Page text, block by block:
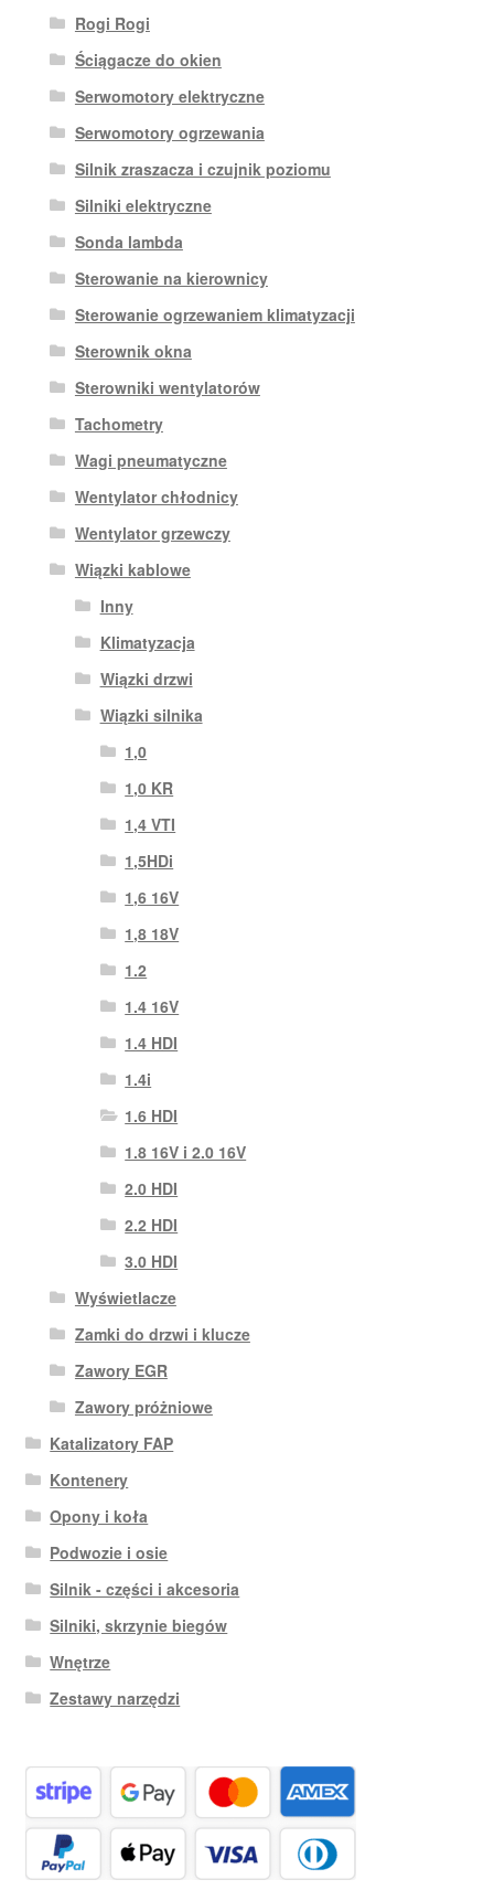
Rogi Rogi
Ściągacze do okien
Serwomotory elektryczne
Serwomotory ogrzewania
Silnik zraszacza i czujnik poziomu
Silniki elektryczne
Sonda lambda
Sterowanie na kierownicy
Sterowanie ogrzewaniem klimatyzacji
Sterownik okna
Sterowniki wentylatorów
Tachometry
Wagi pneumatyczne
Wentylator chłodnicy
Wentylator grzewczy
Wiązki kablowe
Inny
Klimatyzacja
Wiązki drzwi
Wiązki silnika
1,0
1,0 KR
1,4 VTI
1,5HDi
1,6 16V
1,8 18V
1.2
1.4 16V
1.4 HDI
1.4i
1.6 HDI
1.8 16V i 2.0 16V
2.0 HDI
2.2 HDI
3.0 HDI
Wyświetlacze
Zamki do drzwi i klucze
Zawory EGR
Zawory próżniowe
Katalizatory FAP
Kontenery
Opony i koła
Podwozie i osie
Silnik - części i akcesoria
Silniki, skrzynie biegów
Wnętrze
Zestawy narzędzi